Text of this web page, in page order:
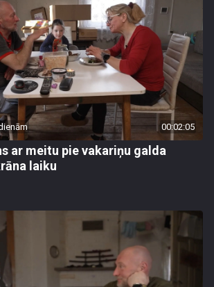
00:02:05
ar meitu pie vakariņu galda
laiku